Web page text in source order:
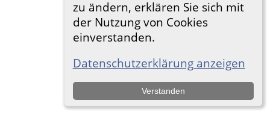
zu ändern, erklären Sie sich mit
der Nutzung von Cookies
einverstanden.
Datenschutzerklärung anzeigen
Verstanden